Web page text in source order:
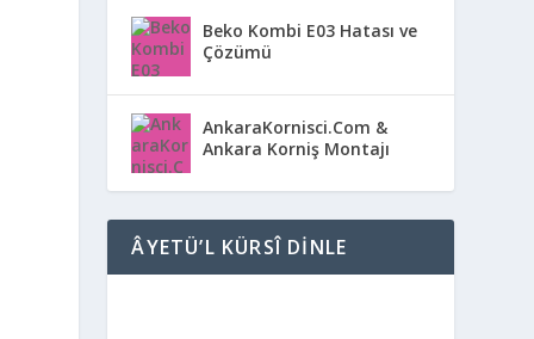
Beko Kombi E03 Hatası ve
Çözümü
AnkaraKornisci.Com &
Ankara Korniş Montajı
ÂYETÜ’L KÜRSÎ DINLE